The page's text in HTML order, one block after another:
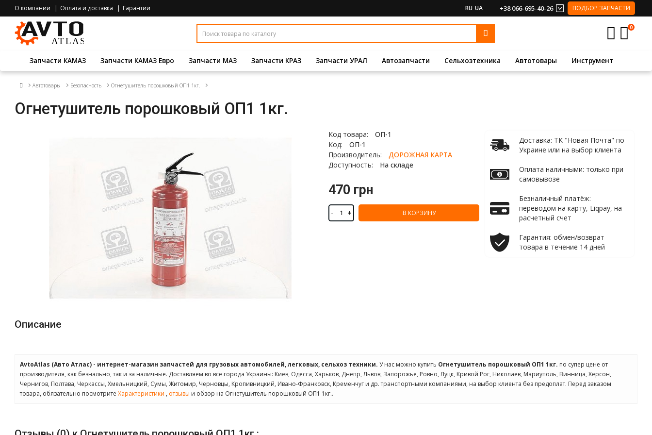
О компании Оплата и доставка Гарантии RU UA +38 066-695-40-26 ПОДБОР ЗАПЧАСТИ
0
Запчасти КАМАЗ Запчасти КАМАЗ Евро Запчасти МАЗ Запчасти КРАЗ Запчасти УРАЛ Автозапчасти Сельхозтехника Автотовары Инструмент
Автотовары Безопасность Огнетушитель порошковый ОП1 1кг.
Огнетушитель порошковый ОП1 1кг.
Код товара:
ОП-1
Код:
ОП-1
Производитель:
ДОРОЖНАЯ КАРТА
Доступность:
На складе
470 грн
- + В КОРЗИНУ
Доставка: ТК "Новая Почта" по
Украине или на выбор клиента
Оплата наличными: только при
самовывозе
Безналичный платёж:
переводом на карту, Liqpay, на
расчетный счет
Гарантия: обмен/возврат
товара в течение 14 дней
Описание
AvtoAtlas (Авто Атлас) - интернет-магазин запчастей для грузовых автомобилей, легковых, сельхоз техники. У нас можно купить Огнетушитель порошковый ОП1 1кг. по супер цене от
производителя, как безнально, так и за наличные. Доставляем во все города Украины: Киев, Одесса, Харьков, Днепр, Львов, Запорожье, Ровно, Луцк, Кривой Рог, Николаев, Мариуполь, Винница, Херсон,
Чернигов, Полтава, Черкассы, Хмельницкий, Сумы, Житомир, Черновцы, Кропивницкий, Ивано-Франковск, Кременчуг и др. транспортными компаниями, на выбор клиента без предоплат. Перед заказом
товара, обязательно посмотрите Характеристики , отзывы и обзор на Огнетушитель порошковый ОП1 1кг..